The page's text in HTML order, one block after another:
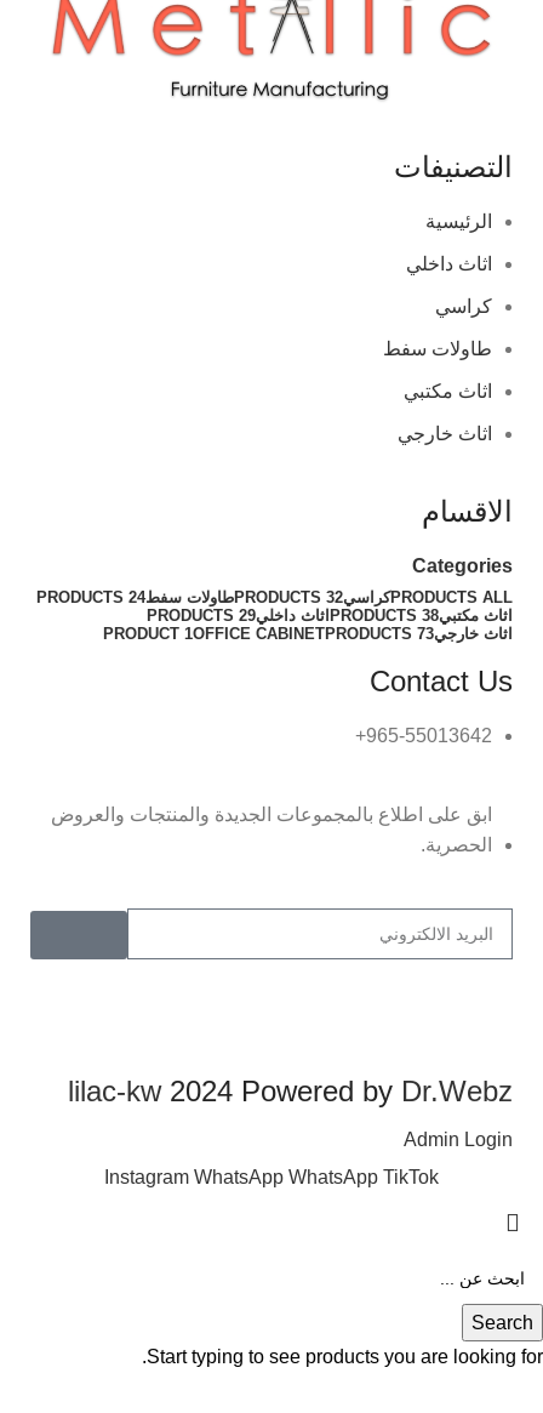
التصنيفات
الرئيسية
اثاث داخلي
كراسي
طاولات سفط
اثاث مكتبي
اثاث خارجي
الاقسام
Categories
ALL
PRODUCTSكراسي32 PRODUCTS طاولات سفط24 PRODUCTS
اثاث مكتبي38 PRODUCTS اثاث داخلي29 PRODUCTS
اثاث خارجي73 PRODUCTS
OFFICE CABINET
1 PRODUCT
Contact Us
965-55013642+
ابق على اطلاع بالمجموعات الجديدة والمنتجات والعروض
الحصرية.
lilac-kw 2024 Powered by Dr.Webz
Admin Login
Instagram WhatsApp WhatsApp TikTok
Search
Start typing to see products you are looking for.